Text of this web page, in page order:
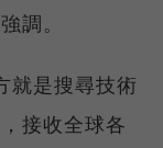
調。
就是搜尋技術
接收全球各